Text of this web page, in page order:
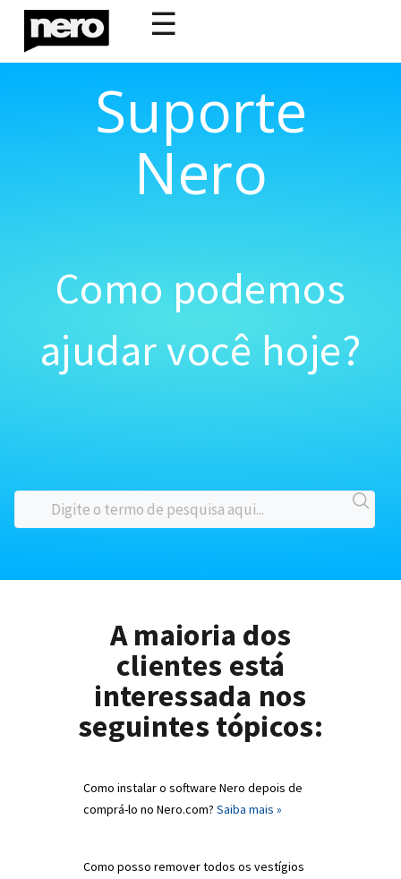
☰
Suporte
Nero
Como podemos
ajudar você hoje?
A maioria dos
clientes está
interessada nos
seguintes tópicos:
Como instalar o software Nero depois de
comprá-lo no Nero.com? Saiba mais »
Como posso remover todos os vestígios